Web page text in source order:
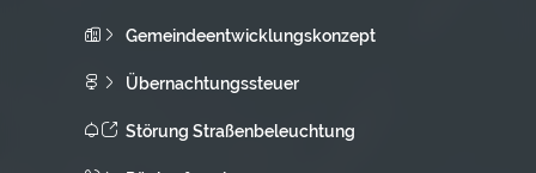
Gemeindeentwicklungskonzept
Übernachtungssteuer
Störung Straßenbeleuchtung